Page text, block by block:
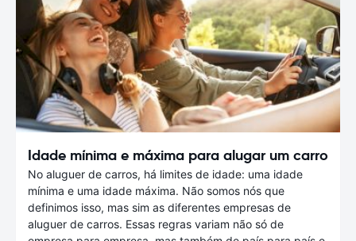
Idade mínima e máxima para alugar um carro
No aluguer de carros, há limites de idade: uma idade
mínima e uma idade máxima. Não somos nós que
definimos isso, mas sim as diferentes empresas de
aluguer de carros. Essas regras variam não só de